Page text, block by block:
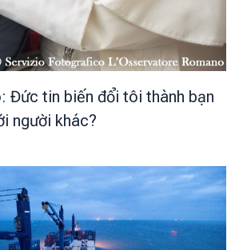
Đức tin biến đổi tôi thành bạn
người khác?